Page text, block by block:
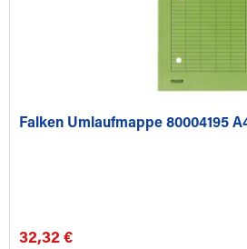
Falken Umlaufmappe 80004195
32,32 €